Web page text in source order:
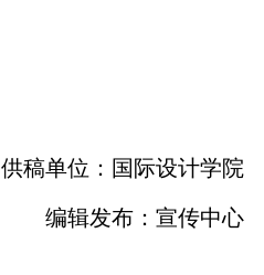
供稿单位：国际设计学院
编辑发布：宣传中心